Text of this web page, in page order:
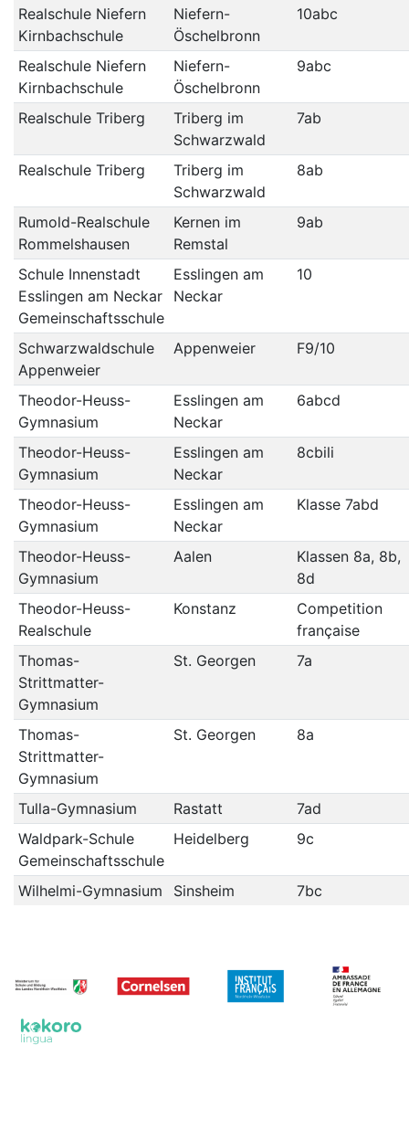
Realschule Niefern
Kirnbachschule
Niefern-
Öschelbronn
10abc
Realschule Niefern
Kirnbachschule
Niefern-
Öschelbronn
9abc
Realschule Triberg
Triberg im
Schwarzwald
7ab
Realschule Triberg
Triberg im
Schwarzwald
8ab
Rumold-Realschule
Rommelshausen
Kernen im
Remstal
9ab
Schule Innenstadt
Esslingen am Neckar
Gemeinschaftsschule
Esslingen am
Neckar
10
Schwarzwaldschule
Appenweier
Appenweier F9/10
Theodor-Heuss-
Gymnasium
Esslingen am
Neckar
6abcd
Theodor-Heuss-
Gymnasium
Esslingen am
Neckar
8cbili
Theodor-Heuss-
Gymnasium
Esslingen am
Neckar
Klasse 7abd
Theodor-Heuss-
Gymnasium
Aalen
Klassen 8a, 8b,
8d
Theodor-Heuss-
Realschule
Konstanz
Competition
française
Thomas-
Strittmatter-
Gymnasium
St. Georgen 7a
Thomas-
Strittmatter-
Gymnasium
St. Georgen 8a
Tulla-Gymnasium Rastatt
7ad
Waldpark-Schule
Gemeinschaftsschule
Heidelberg 9c
Wilhelmi-Gymnasium Sinsheim 7bc